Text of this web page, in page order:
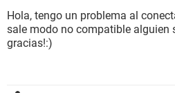
Hola, tengo un problema al
sale modo no compatible alguien
gracias!:)